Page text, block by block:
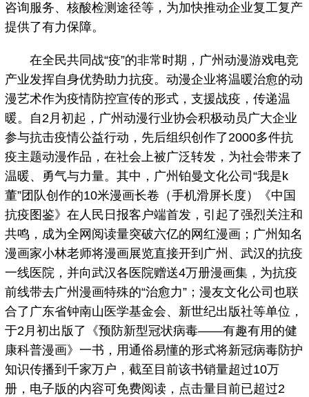
咨询服务、核酸检测途径等，为加快推动企业复工复产
提供了有力保障。
在全民共同战“疫”的非常时期，广州动漫游戏电竞
产业发挥自身优势助力抗疫。动漫企业将温暖治愈的动
漫艺术作为疫情防控宣传的形式，支援战疫，传递温
暖。自2月初起，广州动漫行业协会积极动员广大企业
参与抗击疫情公益行动，先后组织创作了2000多件抗
疫主题动漫作品，在社会上被广泛转发，为社会带来了
温暖、勇气与力量。其中，广州铂曼文化公司“我是k
董”团队创作的10米漫画长卷（手机滑屏长度）《中国
抗疫图鉴》在人民日报客户端首发，引起了强烈关注和
共鸣，成为全网阅读量突破六亿的网红漫画；广州知名
漫画家小林老师将漫画展览直接开到广州、武汉的抗疫
一线医院，并向武汉各医院赠送4万册漫画集，为抗疫
前线带去广州漫画特殊的“治愈力”；漫友文化公司也联
合了广东省钟南山医学基金会、新世纪出版社等单位，
于2月初出版了《预防新型冠状病毒——有趣有用的健
康科普漫画》一书，用通俗易懂的形式将新冠病毒防护
知识传播到千家万户，截至目前该书销量超过10万
册，电子版的内容可免费阅读，点击量目前已超过2